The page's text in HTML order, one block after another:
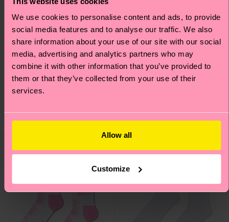
We use cookies to personalise content and ads, to provide
social media features and to analyse our traffic. We also
share information about your use of our site with our social
media, advertising and analytics partners who may
combine it with other information that you’ve provided to
them or that they’ve collected from your use of their
services.
Allow all
Customize
Vertical Stripe Sock
12 €
POCHI RIMASTI
Golf Bunny Sneaker
Sock
DISPONIBILE
Novità Idea regalo